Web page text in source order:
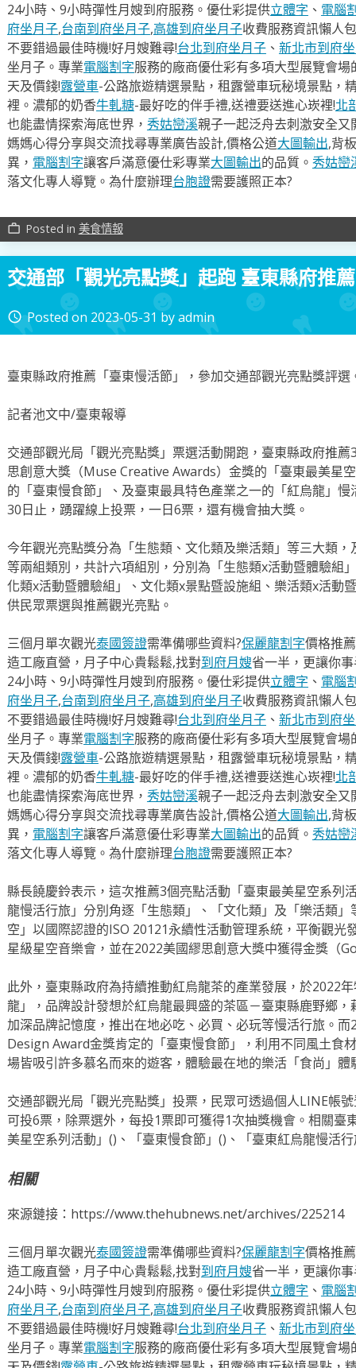
24小時、9小時彈性月嫂到府服務。優仕彩提供立體字 、 電腦
府坐月子,台南到府坐月子,高雄到府坐月子收費服務資訊懶人
不要錯過最佳時機!好月嫂難尋!台北到府坐月子、 新北市到府
坐月子。專業電腦割字服務的廠商優仕彩有多項大型展覽會場
天及價錢!露營車-公路旅遊精選景點，租露營車玩秘境景點，
裡。濃郁的奶香牛軋糖-最好吃的伴手禮,送禮要送進心崁裡!北
也能盡情探索海底世界， 秀姑巒溪親子一起泛舟去​刺激安全
媽媽心得分享與交流找尋專業廣告設計,價格公道大圖輸出,背
異， 電腦割字讓客戶滿意優仕彩專業大圖輸出的品質。 秀姑巒
落文化專人導覽。為什麼辦理台胞證需要護照正本?
work_outline Posted in 美食情報
交通部「觀光亮點獎」起跑 臺東縣府推
access_time Posted on 2023-05-31 byadmin
臺東縣政府推薦「臺東慢活節」，參加交通部觀光亮點獎評
記者池文中/臺東報導
交通部觀光局「觀光亮點獎」票選活動開跑，臺東縣政府推
思創意大獎（Muse Creative Awards）金獎的「臺東最美星
的「臺東慢食節」、及臺東最具特色產業之一的「紅烏龍」
30日止，踴躍線上投票，一日6票，還有機會抽大獎。
今年觀光亮點獎分為「生態類、文化類及樂活類」等三大類
等兩組類別，共計六項組別，分別為「生態類x活動暨體驗組
化類x活動暨體驗組」、文化類x景點暨設施組、樂活類x活動
供民眾票選與推薦觀光亮點。
三個月單次觀光泰國簽證需準備哪些資料?保麗龍割字價格推
造工廠直營，月子中心貴鬆鬆,找對到府月嫂省一半，更讓你
24小時、9小時彈性月嫂到府服務。優仕彩提供立體字 、 電腦
府坐月子,台南到府坐月子,高雄到府坐月子收費服務資訊懶人
不要錯過最佳時機!好月嫂難尋!台北到府坐月子、 新北市到府
坐月子。專業電腦割字服務的廠商優仕彩有多項大型展覽會場
天及價錢!露營車-公路旅遊精選景點，租露營車玩秘境景點，
裡。濃郁的奶香牛軋糖-最好吃的伴手禮,送禮要送進心崁裡!北
也能盡情探索海底世界， 秀姑巒溪親子一起泛舟去​刺激安全
媽媽心得分享與交流找尋專業廣告設計,價格公道大圖輸出,背
異， 電腦割字讓客戶滿意優仕彩專業大圖輸出的品質。 秀姑巒
落文化專人導覽。為什麼辦理台胞證需要護照正本?
縣長饒慶鈴表示，這次推薦3個亮點活動「臺東最美星空系列
龍慢活行旅」分別角逐「生態類」、「文化類」及「樂活類
空」以國際認證的ISO 20121永續性活動管理系統，平衡觀光
星級星空音樂會，並在2022美國繆思創意大獎中獲得金獎（
此外，臺東縣政府為持續推動紅烏龍茶的產業發展，於2022
龍」，品牌設計發想於紅烏龍最興盛的茶區－臺東縣鹿野鄉
加深品牌記憶度，推出在地必吃、必買、必玩等慢活行旅。
Design Award金獎肯定的「臺東慢食節」，利用不同風土食
場皆吸引許多慕名而來的遊客，體驗最在地的樂活「食尚」體
交通部觀光局「觀光亮點獎」投票，民眾可透過個人LINE帳
可投6票，除票選外，每投1票即可獲得1次抽獎機會。相關臺
美星空系列活動」()、「臺東慢食節」()、「臺東紅烏龍慢活
相關
來源鏈接：https://www.thehubnews.net/archives/225214
三個月單次觀光泰國簽證需準備哪些資料?保麗龍割字價格推
造工廠直營，月子中心貴鬆鬆,找對到府月嫂省一半，更讓你
24小時、9小時彈性月嫂到府服務。優仕彩提供立體字 、 電腦
府坐月子,台南到府坐月子,高雄到府坐月子收費服務資訊懶人
不要錯過最佳時機!好月嫂難尋!台北到府坐月子、 新北市到府
坐月子。專業電腦割字服務的廠商優仕彩有多項大型展覽會場